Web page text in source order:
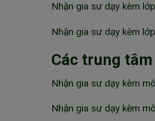
Nhận gia sư dạy kèm
Nhận gia sư dạy kèm
Các trung
Nhận gia sư dạy kèm
Nhận gia sư dạy kèm